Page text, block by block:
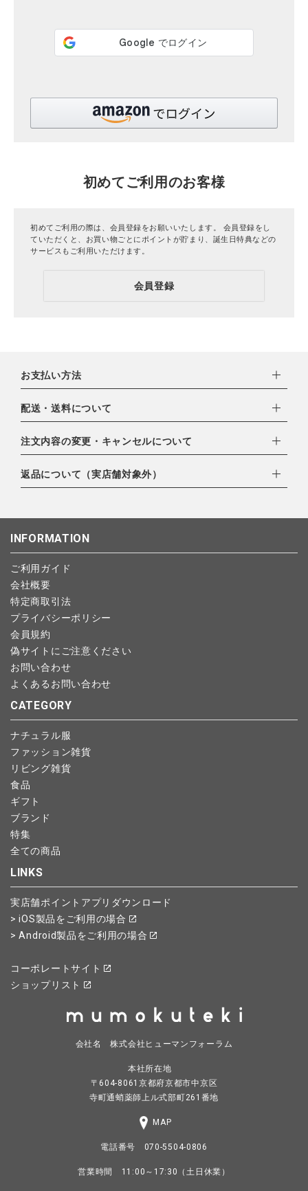
ご利用ガイド
初めてご利用のお客様
初めてご利用の際は、会員登録をお願いいたします。 会員登録をし
ていただくと、お買い物ごとにポイントが貯まり、誕生日特典などの
サービスもご利用いただけます。
会員登録
お支払い方法
下記お支払い方法よりお選びいただけます。
・クレジットカード（VISA,mastercard,JCB,AMERICAN
EXPRESS,Diners Club）
・amazonペイメント
・楽天ペイ
・PayPay
配送・送料について
配達業者：日本郵便
北海道：1,400円
注文内容の変更・キャンセルについて
ご注文日当日から翌日のAM9:00までにご連絡頂いた場合はキャ
ンセルは可能です。
します。
予約商品など一部キャンセルが出来ない場合がございます。あら
かじめご了承ください。
返品について（実店舗対象外）
こちら よりご依頼ください。
INFORMATION
ご利用ガイド
会社概要
特定商取引法
プライバシーポリシー
会員規約
偽サイトにご注意ください
お問い合わせ
よくあるお問い合わせ
CATEGORY
ナチュラル服
ファッション雑貨
リビング雑貨
食品
ギフト
ブランド
特集
全ての商品
LINKS
実店舗ポイントアプリダウンロード
> iOS製品をご利用の場合
> Android製品をご利用の場合
コーポレートサイト
ショップリスト
会社名 株式会社ヒューマンフォーラム
本社所在地
〒604-8061京都府京都市中京区
寺町通蛸薬師上ル式部町261番地
MAP
電話番号 070-5504-0806
営業時間 11:00～17:30（土日休業）